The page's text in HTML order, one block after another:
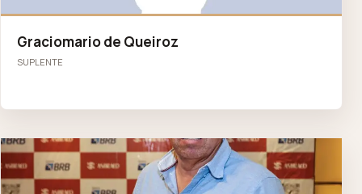
Graciomario de Queiroz
SUPLENTE
MF